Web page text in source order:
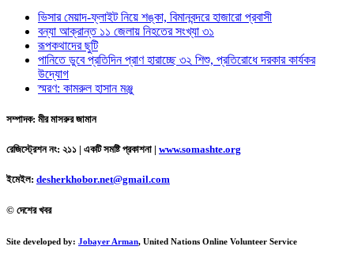
ভিসার মেয়াদ-ফ্লাইট নিয়ে শঙ্কা, বিমানবন্দরে হাজারো প্রবাসী
বন্যা আক্রান্ত ১১ জেলায় নিহতের সংখ্যা ৩১
রূপকথাদের ছুটি
পানিতে ডুবে প্রতিদিন প্রাণ হারাচ্ছে ৩২ শিশু, প্রতিরোধে দরকার কার্যকর
উদ্যোগ
স্মরণ: কামরুল হাসান মঞ্জু
সম্পাদক: মীর মাসরুর জামান
রেজিস্ট্রেশন নং: ২১১ | একটি সমষ্টি প্রকাশনা | www.somashte.org
ইমেইল: desherkhobor.net@gmail.com
© দেশের খবর
Site developed by: Jobayer Arman, United Nations Online Volunteer Service